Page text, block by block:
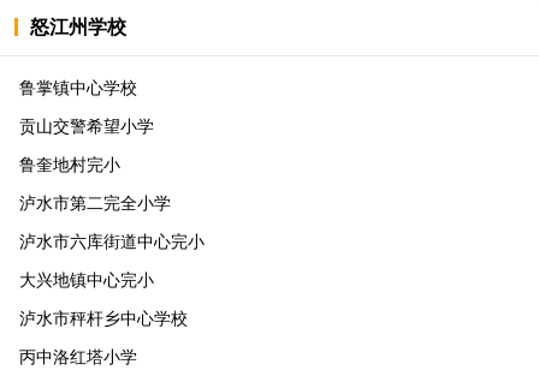
怒江州学校
鲁掌镇中心学校
贡山交警希望小学
鲁奎地村完小
泸水市第二完全小学
泸水市六库街道中心完小
大兴地镇中心完小
泸水市秤杆乡中心学校
丙中洛红塔小学